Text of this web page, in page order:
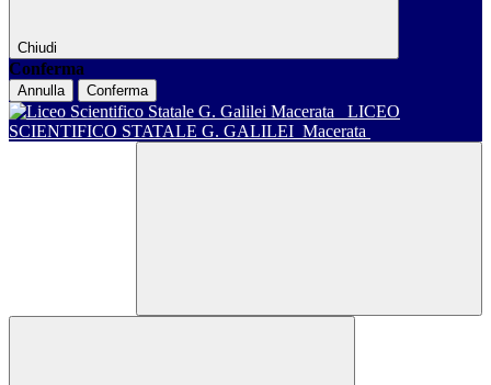
Chiudi
Conferma
Annulla Conferma
LICEO
SCIENTIFICO STATALE G. GALILEI Macerata